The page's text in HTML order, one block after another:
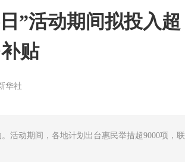
”活动期间拟投入超
贴
华社
活动期间，各地计划出台惠民举措超9000项，联